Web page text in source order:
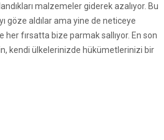
malzemeler giderek azalıyor. Bu
göze aldılar ama yine de neticeye
fırsatta bize parmak sallıyor. En son
kendi ülkelerinizde hükümetlerinizi bir